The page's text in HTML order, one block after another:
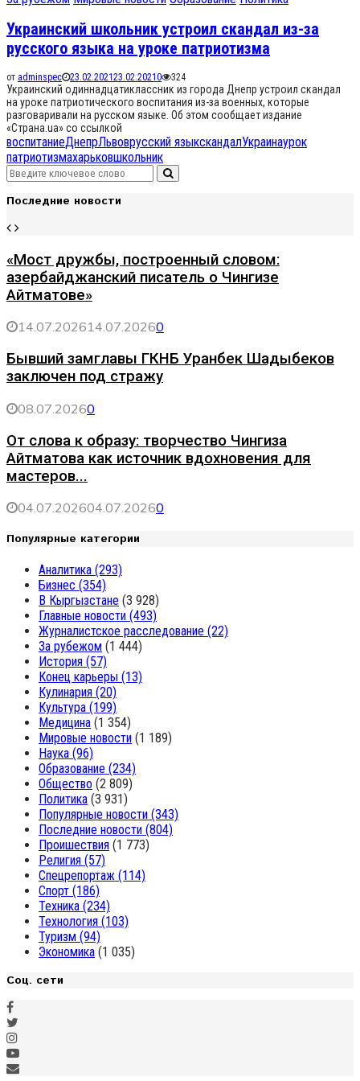
Украинский школьник устроил скандал из-за
русского языка на уроке патриотизма
от adminspec 23.02.202123.02.20210 324
Украинский одиннадцатиклассник из города Днепр устроил скандал
на уроке патриотического воспитания из-за военных, которые
разговаривали на русском языке. Об этом сообщает издание
«Страна.ua» со ссылкой
воспитаниеДнепрЛьвоврусский языкскандалУкраинаурок
патриотизмахарьковшкольник
Search
for:
Search
Последние новости
«Мост дружбы, построенный словом:
азербайджанский писатель о Чингизе
Айтматове»
14.07.202614.07.20260
Бывший замглавы ГКНБ Уранбек Шадыбеков
заключен под стражу
08.07.20260
От слова к образу: творчество Чингиза
Айтматова как источник вдохновения для
мастеров...
04.07.202604.07.20260
Популярные категории
Аналитика (293)
Бизнес (354)
В Кыргызстане (3 928)
Главные новости (493)
Журналистское расследование (22)
За рубежом (1 444)
История (57)
Конец карьеры (13)
Кулинария (20)
Культура (199)
Медицина (1 354)
Мировые новости (1 189)
Наука (96)
Образование (234)
Общество (2 809)
Политика (3 931)
Популярные новости (343)
Последние новости (804)
Проишествия (1 773)
Религия (57)
Спецрепортаж (114)
Спорт (186)
Техника (234)
Технология (103)
Туризм (94)
Экономика (1 035)
Соц. сети